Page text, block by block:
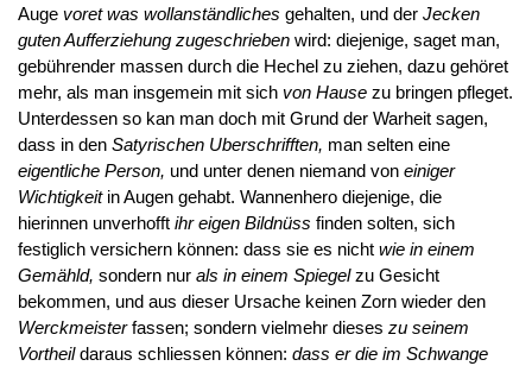
Auge voret was wollanständliches gehalten, und der Jecken
guten Aufferziehung zugeschriebenwird: diejenige, saget man,
gebührender massen durch die Hechel zu ziehen, dazu gehöret
mehr, als man insgemein mit sich von Hausezu bringen pfleget.
Unterdessen so kan man doch mit Grund der Warheit sagen,
dass in den Satyrischen Uberschrifften, man selten eine
eigentliche Person, und unter denen niemand von einiger
Wichtigkeitin Augen gehabt. Wannenhero diejenige, die
hierinnen unverhofft ihr eigen Bildnüss finden solten, sich
festiglich versichern können: dass sie es nichtwie in einem
Gemähld, sondern nur als in einem Spiegelzu Gesicht
bekommen, und aus dieser Ursache keinen Zorn wieder den
Werckmeisterfassen; sondern vielmehr dieses zu seinem
Vortheildaraus schliessen können: dass er die im Schwange